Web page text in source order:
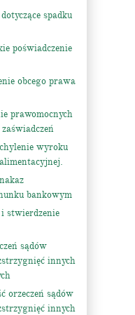
spadku
poświadczenie
obcego prawa
prawomocnych
wyroku
bankowym
stwierdzenie
sądów
innych
orzeczeń sądów
innych